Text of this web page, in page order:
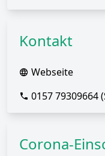
Kontakt
Webseite
0157 79309664
Corona-